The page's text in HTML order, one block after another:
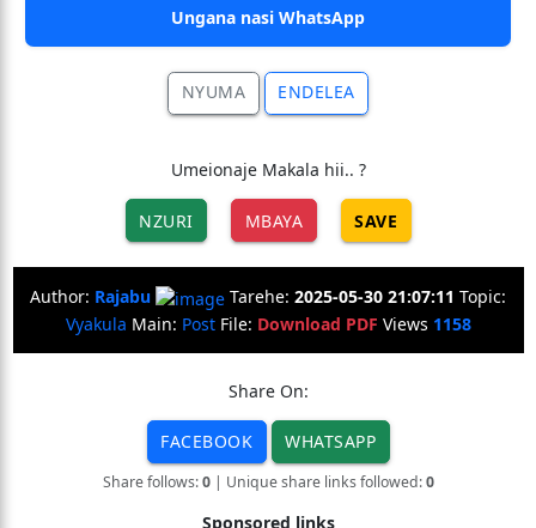
Ungana nasi WhatsApp
NYUMA ENDELEA
Umeionaje Makala hii.. ?
NZURI MBAYA SAVE
Author: Rajabu Tarehe: 2025-05-30 21:07:11 Topic:
Vyakula Main: PostFile: Download PDF Views 1158
Share On:
FACEBOOK WHATSAPP
Share follows:0| Unique share links followed:0
Sponsored links